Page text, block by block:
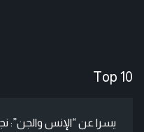
Top 10
يسرا عن “الإنس والجن”: